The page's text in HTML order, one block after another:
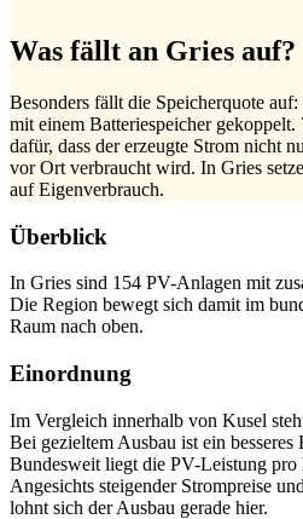
Was fällt an Gries auf?
Besonders fällt die Speicherquote
mit einem Batteriespeicher gekoppelt.
dafür, dass der erzeugte Strom nicht
vor Ort verbraucht wird. In Gries
auf Eigenverbrauch.
Überblick
In Gries sind 154 PV-Anlagen mit
Die Region bewegt sich damit im
Raum nach oben.
Einordnung
Im Vergleich innerhalb von Kusel
Bei gezieltem Ausbau ist ein besseres
Bundesweit liegt die PV-Leistung
Angesichts steigender Strompreise
lohnt sich der Ausbau gerade hier.